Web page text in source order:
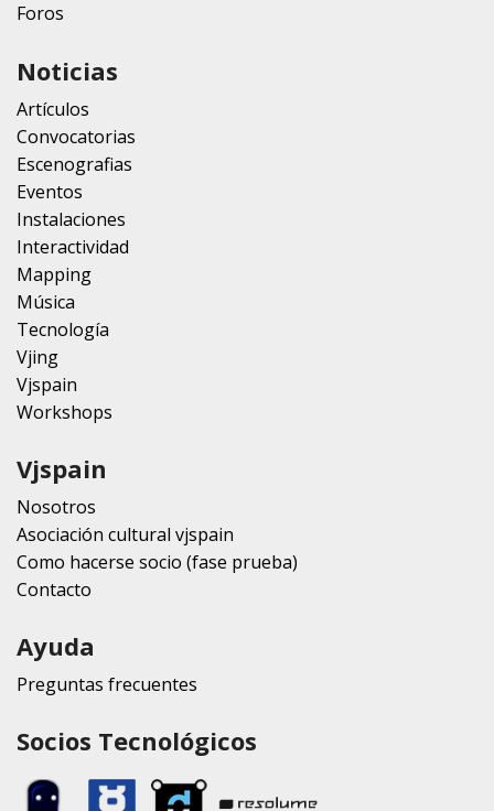
Foros
Noticias
Artículos
Convocatorias
Escenografias
Eventos
Instalaciones
Interactividad
Mapping
Música
Tecnología
Vjing
Vjspain
Workshops
Vjspain
Nosotros
Asociación cultural vjspain
Como hacerse socio (fase prueba)
Contacto
Ayuda
Preguntas frecuentes
Socios Tecnológicos